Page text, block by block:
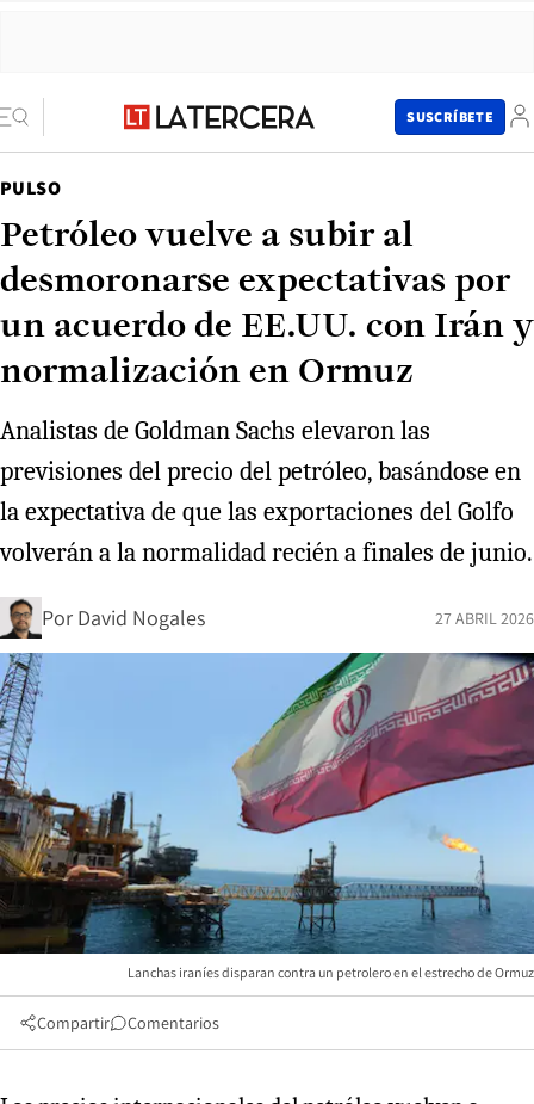
SUSCRÍBETE
PULSO
Petróleo vuelve a subir al
desmoronarse expectativas por
un acuerdo de EE.UU. con Irán y
normalización en Ormuz
Analistas de Goldman Sachs elevaron las
previsiones del precio del petróleo, basándose en
la expectativa de que las exportaciones del Golfo
volverán a la normalidad recién a finales de junio.
Por David Nogales 27 ABRIL 2026
Lanchas iraníes disparan contra un petrolero en el estrecho de Ormuz
Compartir Comentarios